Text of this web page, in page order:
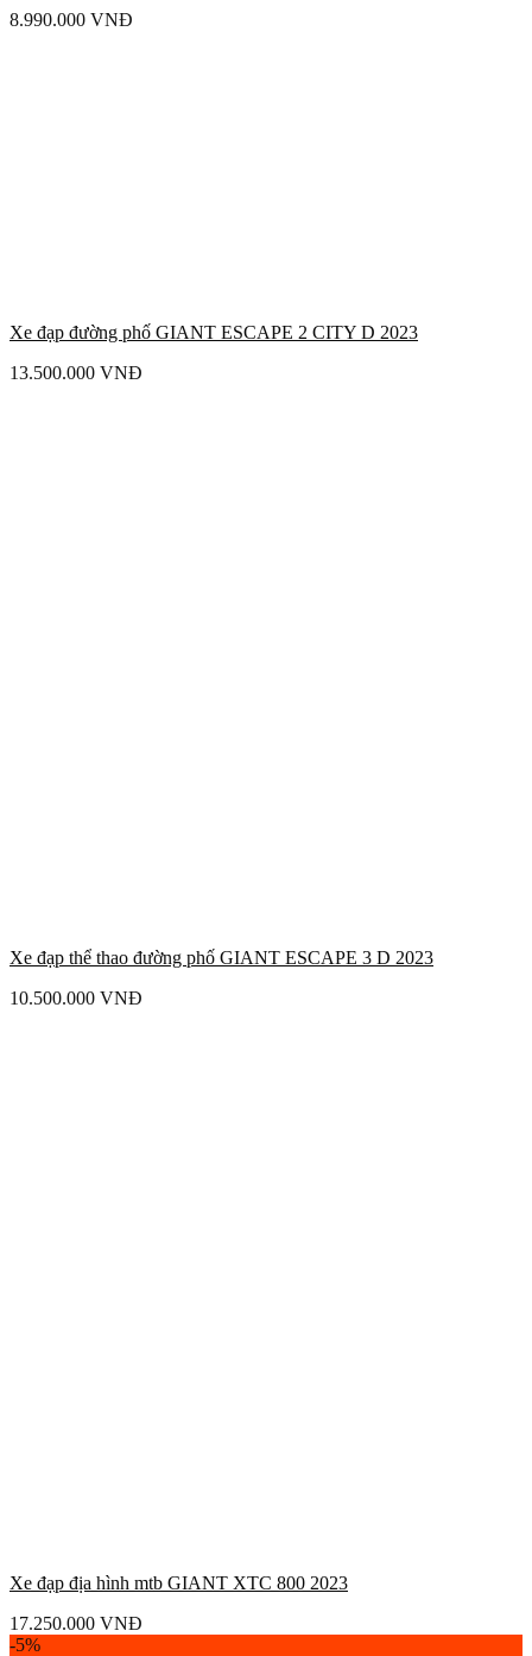
8.990.000 VNĐ
Xe đạp đường phố GIANT ESCAPE 2 CITY D 2023
13.500.000 VNĐ
Xe đạp thể thao đường phố GIANT ESCAPE 3 D 2023
10.500.000 VNĐ
Xe đạp địa hình mtb GIANT XTC 800 2023
17.250.000 VNĐ
-5%